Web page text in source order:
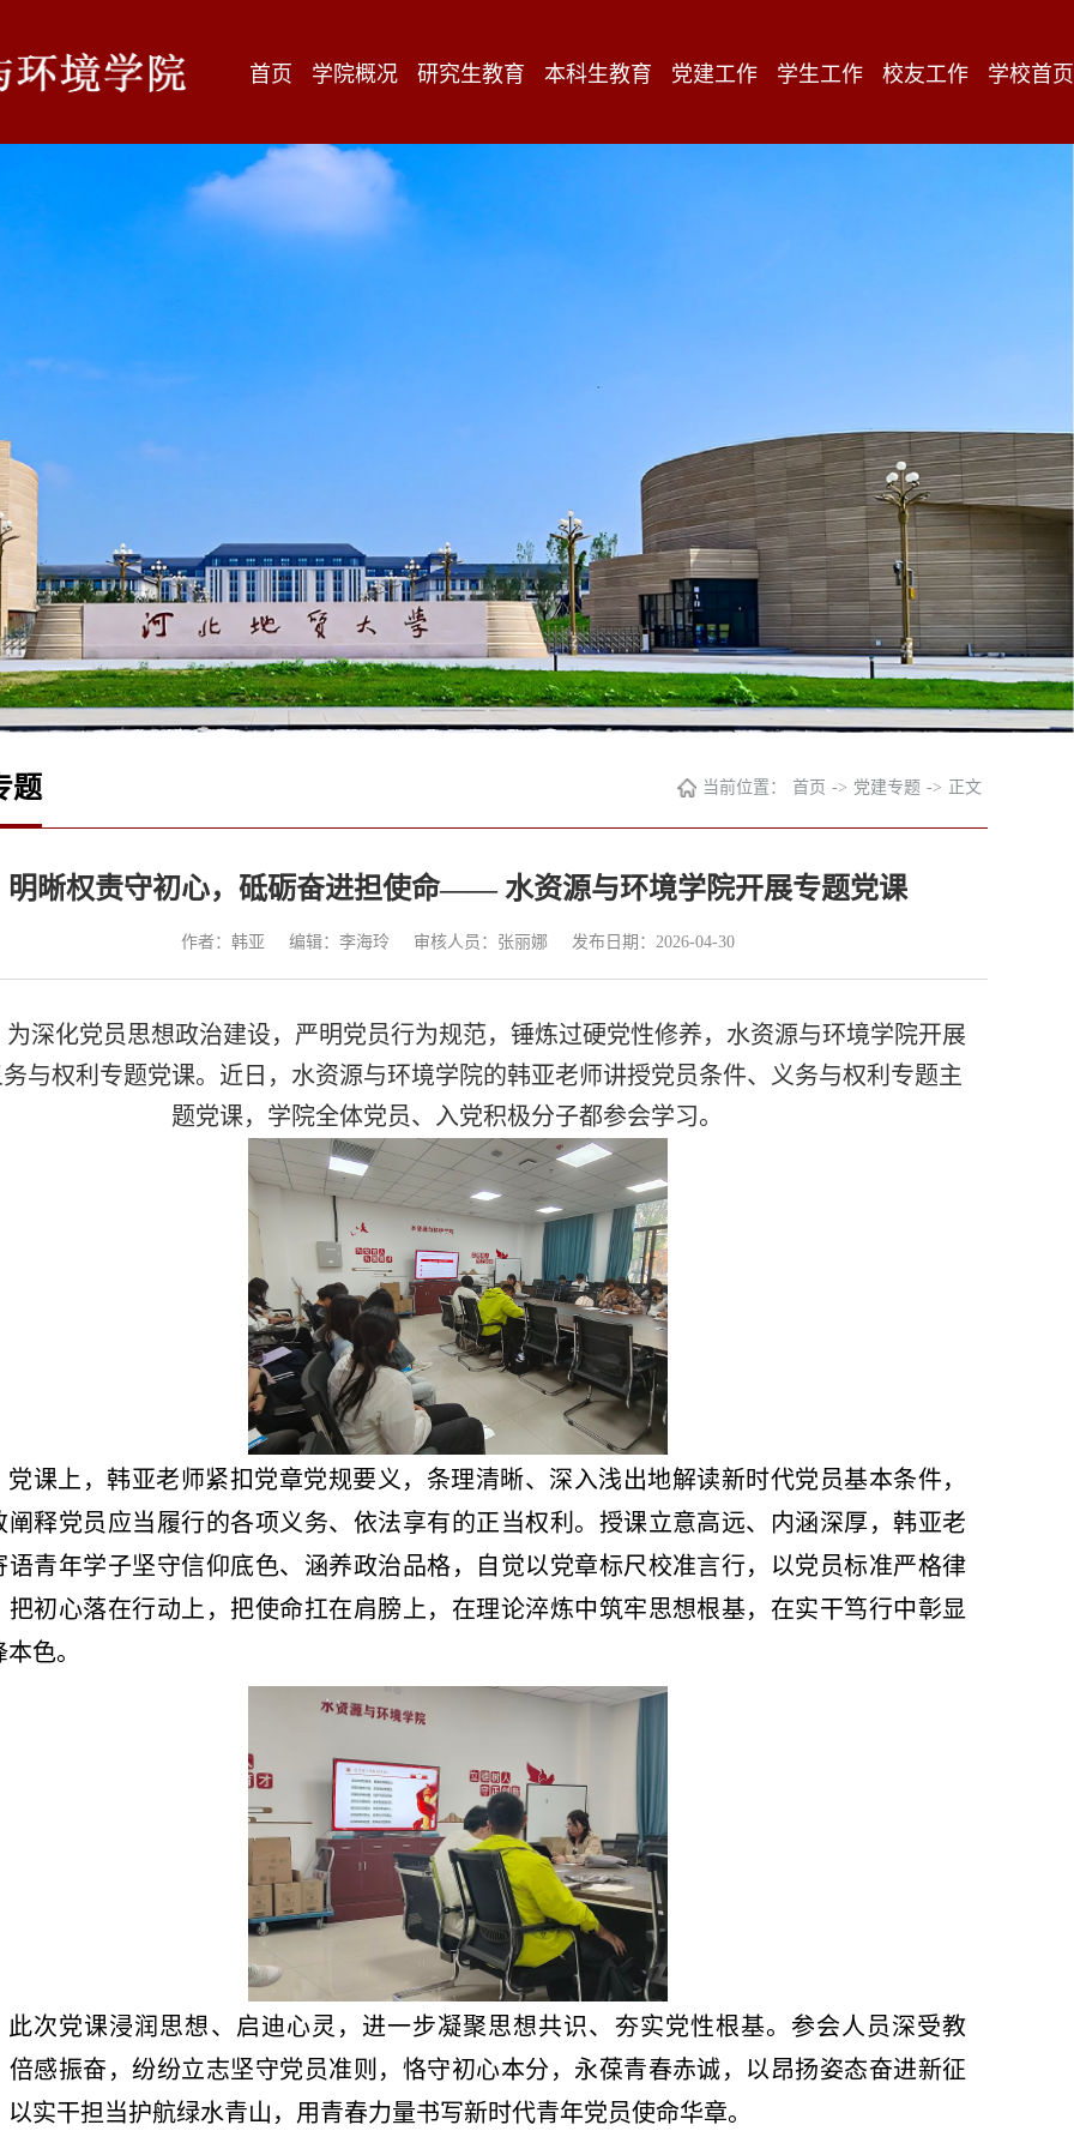
首页 学院概况 研究生教育 本科生教育 党建工作 学生工作 校友工作 学校首页
题 当前位置： 首页 -> 党建专题 -> 正文
明晰权责守初心，砥砺奋进担使命—— 水资源与环境学院开展专题党课
作者：韩亚 编辑：李海玲 审核人员：张丽娜 发布日期：2026-04-30
化党员思想政治建设，严明党员行为规范，锤炼过硬党性修养，水资源与环境学院开展
与权利专题党课。近日，水资源与环境学院的韩亚老师讲授党员条件、义务与权利专题主
题党课，学院全体党员、入党积极分子都参会学习。
党课上，韩亚老师紧扣党章党规要义，条理清晰、深入浅出地解读新时代党员基本条件，
阐释党员应当履行的各项义务、依法享有的正当权利。授课立意高远、内涵深厚，韩亚老
语青年学子坚守信仰底色、涵养政治品格，自觉以党章标尺校准言行，以党员标准严格律
把初心落在行动上，把使命扛在肩膀上，在理论淬炼中筑牢思想根基，在实干笃行中彰显
色。
此次党课浸润思想、启迪心灵，进一步凝聚思想共识、夯实党性根基。参会人员深受教
倍感振奋，纷纷立志坚守党员准则，恪守初心本分，永葆青春赤诚，以昂扬姿态奋进新征
以实干担当护航绿水青山，用青春力量书写新时代青年党员使命华章。